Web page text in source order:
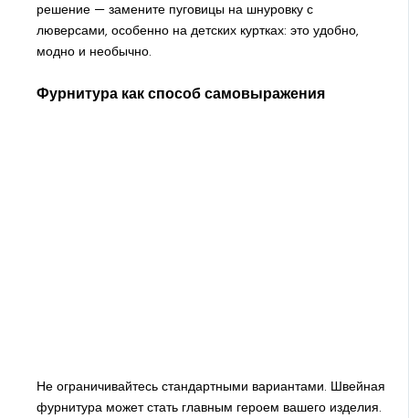
решение — замените пуговицы на шнуровку с
люверсами, особенно на детских куртках: это удобно,
модно и необычно.
Фурнитура как способ самовыражения
Не ограничивайтесь стандартными вариантами. Швейная
фурнитура может стать главным героем вашего изделия.